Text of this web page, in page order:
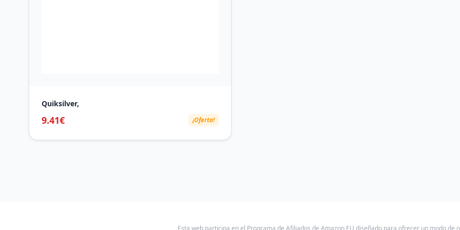
Quiksilver,
9.41€ ¡Oferta!